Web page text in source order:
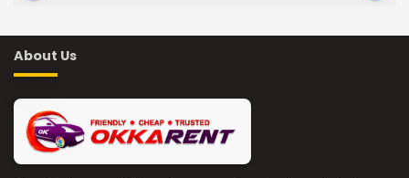
About Us